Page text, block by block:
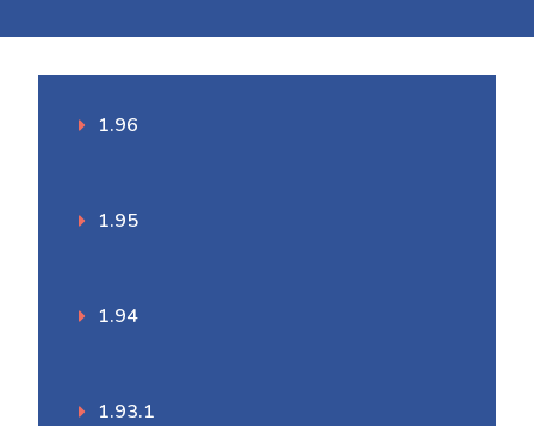
1.96
1.95
1.94
1.93.1